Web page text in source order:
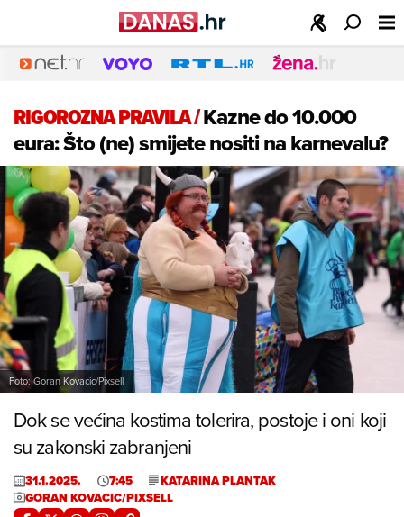
RIGOROZNA PRAVILA/Kazne do 10.000
eura: Što (ne) smijete nositi na karnevalu?
Foto: Goran Kovacic/Pixsell
Dok se većina kostima tolerira, postoje i oni koji
su zakonski zabranjeni
31.1.2025. 7:45
KATARINA PLANTAK
GORAN KOVACIC/PIXSELL